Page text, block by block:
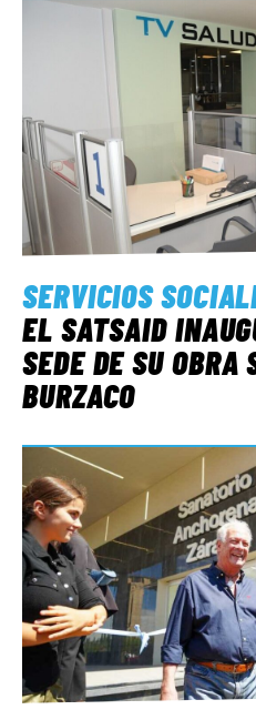
SERVICIOS
EL SATSAID
SEDE DE SU OBRA
BURZACO